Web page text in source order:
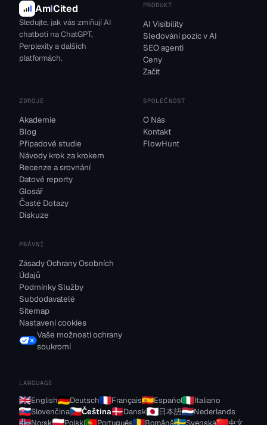
AmICited
Sledujte, jak vás zmiňují AI
chatboti na ChatGPT,
Perplexity a dalších
platformách.
PRODUKT
AI Visibility
Sledování pozic v AI
SEO agenti
Ceny
Začít
ZDROJE
Akademie
Blog
Případové studie
Návody krok za krokem
Recenze a srovnání
Datové reporty
Glosář
Časté Dotazy
Diskuze
SPOLEČNOST
O Nás
Kontakt
FlowHunt
PRÁVNÍ
Zásady Ochrany Osobních
Údajů
Podmínky Služby
Subdodavatelé
Sitemap
Nastavení cookies
Vaše možnosti ochrany
soukromí
LANGUAGE
English Deutsch Français Español
Italiano
Slovenčina
Čeština Dansk 日本語
Nederlands
Norsk
Polski Português Română Svenska 中文